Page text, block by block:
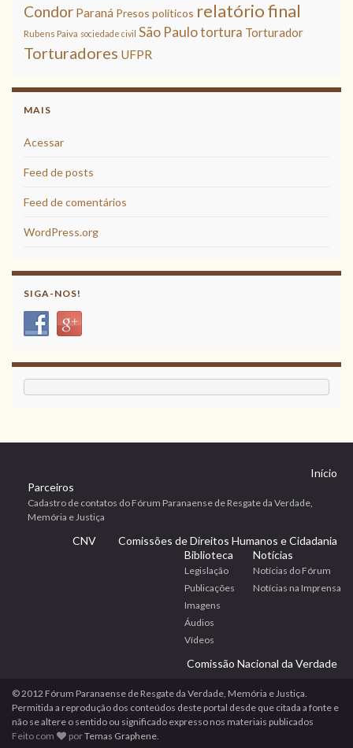
Condor Paraná Presos políticos relatório final
Rubens Paiva sociedade civil São Paulotortura Torturador
Torturadores UFPR
MAIS
Acessar
Feed de posts
Feed de comentários
WordPress.org
SIGA-NOS!
Início
Parceiros
Cadastro de contatos do Fórum Paranaense de Resgate da Verdade,
Memória e Justiça
CNV
Comissões de Direitos Humanos e Cidadania
Biblioteca
Legislação
Publicações
Imagens
Áudios
Vídeos
Notícias
Notícias do Fórum
Notícias na Imprensa
Comissão Nacional da Verdade
© 2012 Fórum Paranaense de Resgate da Verdade, Memória e Justiça.
Permitida a reprodução dos conteúdos deste portal desde que citada a fonte e
não se altere o sentido ou significado expresso nos materiais publicados
Feito com
porTemas Graphene.